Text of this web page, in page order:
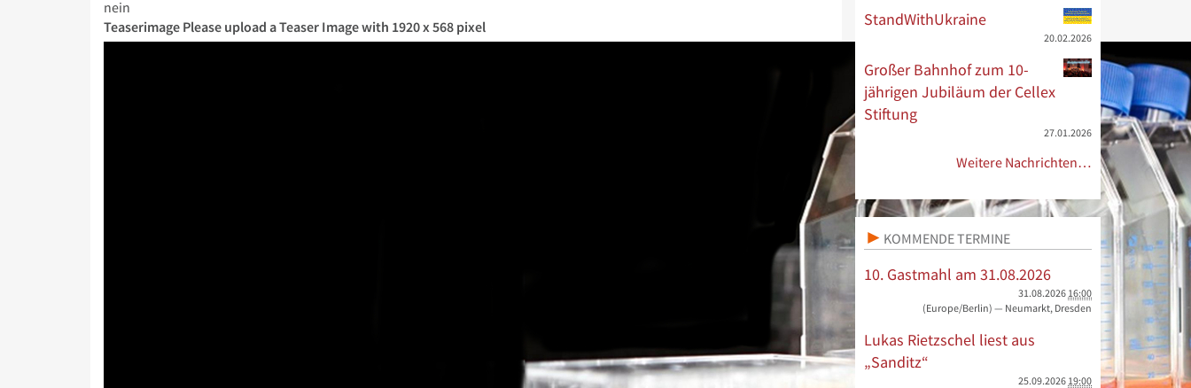
nein
Teaserimage Please upload a Teaser Image with 1920 x 568 pixel StandWithUkraine
20.02.2026
Großer Bahnhof zum 10-
jährigen Jubiläum der Cellex
Stiftung
27.01.2026
Weitere Nachrichten…
KOMMENDE TERMINE
10. Gastmahl am 31.08.2026
31.08.2026 16:00
(Europe/Berlin) — Neumarkt, Dresden
Lukas Rietzschel liest aus
„Sanditz“
25.09.2026 19:00